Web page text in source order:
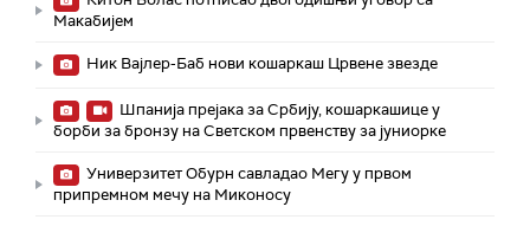
Макабијем
Ник Вајлер-Баб нови кошаркаш Црвене звезде
Шпанија прејакa за Србију, кошаркашице у
борби за бронзу на Светском првенству за јуниорке
Универзитет Обурн савладао Мегу у првом
припремном мечу на Миконосу